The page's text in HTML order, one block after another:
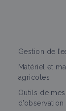
Gestion de
Matériel et
agricoles
Outils de
d’observation